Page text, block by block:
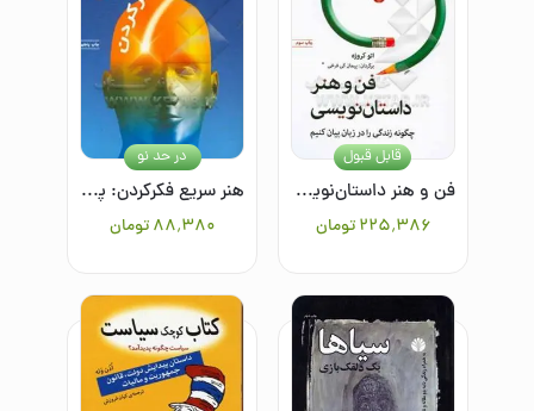
فن و هنر داستان‌نویسی یا چگونه زندگی را در زبان بیان کنیم
۲۲۵٬۳۸۶ تومان
قابل قبول
هنر سریع فکرکردن: پانزده درس برای پانزده روز
۸۸٬۳۸۰تومان
در حد نو